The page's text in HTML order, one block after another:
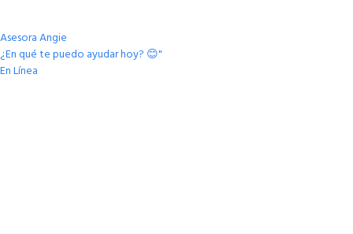
Asesora Angie
¿En qué te puedo ayudar hoy? 😊"
En Línea